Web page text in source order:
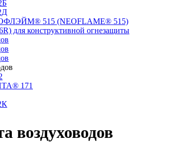
515 (NEOFLAME® 515)
конструктивной огнезащиты
171
воздуховодов